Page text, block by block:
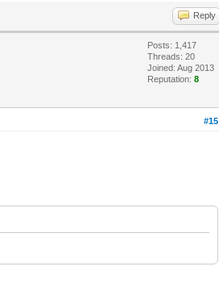
Reply
Posts: 1,417
Threads: 20
Joined: Aug 2013
Reputation:8
#15